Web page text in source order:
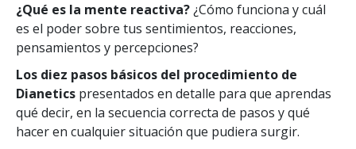
¿Qué es la mente reactiva?¿Cómo funciona y cuál
es el poder sobre tus sentimientos, reacciones,
pensamientos y percepciones?
Los diez pasos básicos del procedimiento de
Dianetics presentados en detalle para que aprendas
qué decir, en la secuencia correcta de pasos y qué
hacer en cualquier situación que pudiera surgir.